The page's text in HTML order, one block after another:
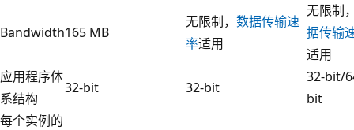
Bandwidth165 MB
无限制， 数据传输速
率适用
无限制
据传输
适用
应用程序体
系结构
32-bit 32-bit
32-bit/
bit
每个实例的